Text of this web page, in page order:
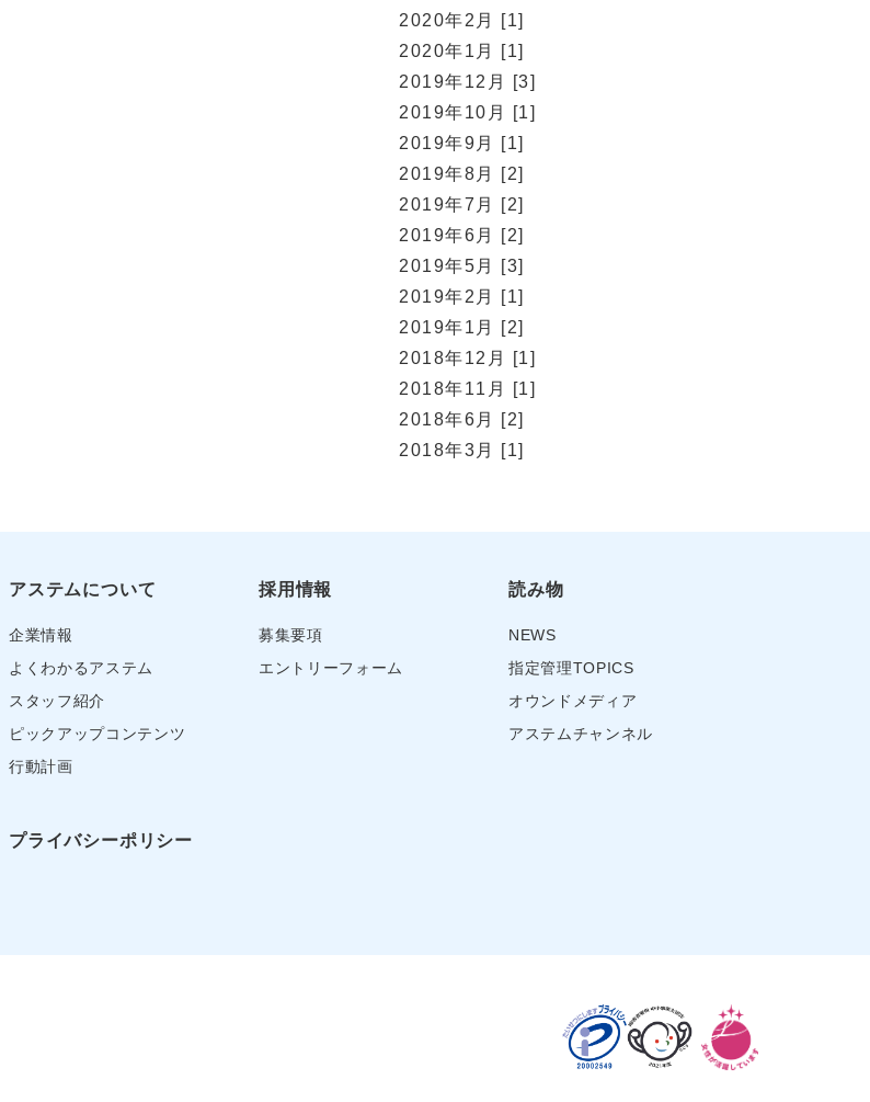
2020年2月 [1]
2020年1月 [1]
2019年12月 [3]
2019年10月 [1]
2019年9月 [1]
2019年8月 [2]
2019年7月 [2]
2019年6月 [2]
2019年5月 [3]
2019年2月 [1]
2019年1月 [2]
2018年12月 [1]
2018年11月 [1]
2018年6月 [2]
2018年3月 [1]
アステムについて
企業情報
よくわかるアステム
スタッフ紹介
ピックアップコンテンツ
行動計画
採用情報
募集要項
エントリーフォーム
読み物
NEWS
指定管理TOPICS
オウンドメディア
アステムチャンネル
プライバシーポリシー